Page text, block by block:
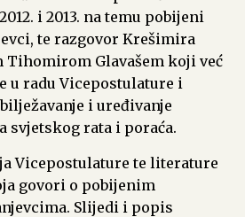
i 2013. na temu pobijeni
te razgovor Krešimira
Tihomirom Glavašem koji već
u radu Vicepostulature i
i uređivanje
svjetskog rata i poraća.
Vicepostulature te literature
govori o pobijenim
Slijedi i popis